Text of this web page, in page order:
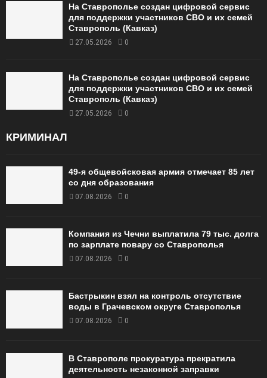
На Ставрополье создан цифровой сервис
для поддержки участников СВО и их семей
Ставрополь (Кавказ)
27.05.2026 0
На Ставрополье создан цифровой сервис
для поддержки участников СВО и их семей
Ставрополь (Кавказ)
27.05.2026 0
КРИМИНАЛ
49‑я общевойсковая армия отмечает 85 лет
со дня образования
07.08.2026 0
Компания из Чечни выплатила 79 тыс. долга
по зарплате повару со Ставрополья
07.08.2026 0
Бастрыкин взял на контроль отсутствие
воды в Грачевском округе Ставрополья
07.08.2026 0
В Ставрополе прокуратура прекратила
деятельность незаконной заправки